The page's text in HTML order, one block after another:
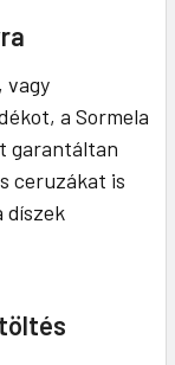
vagy
a Sormela
garantáltan
ceruzákat is
díszek